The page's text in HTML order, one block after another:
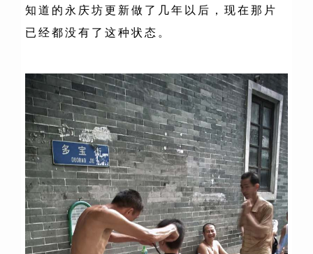
知道的永庆坊更新做了几年以后，现在那片
已经都没有了这种状态。